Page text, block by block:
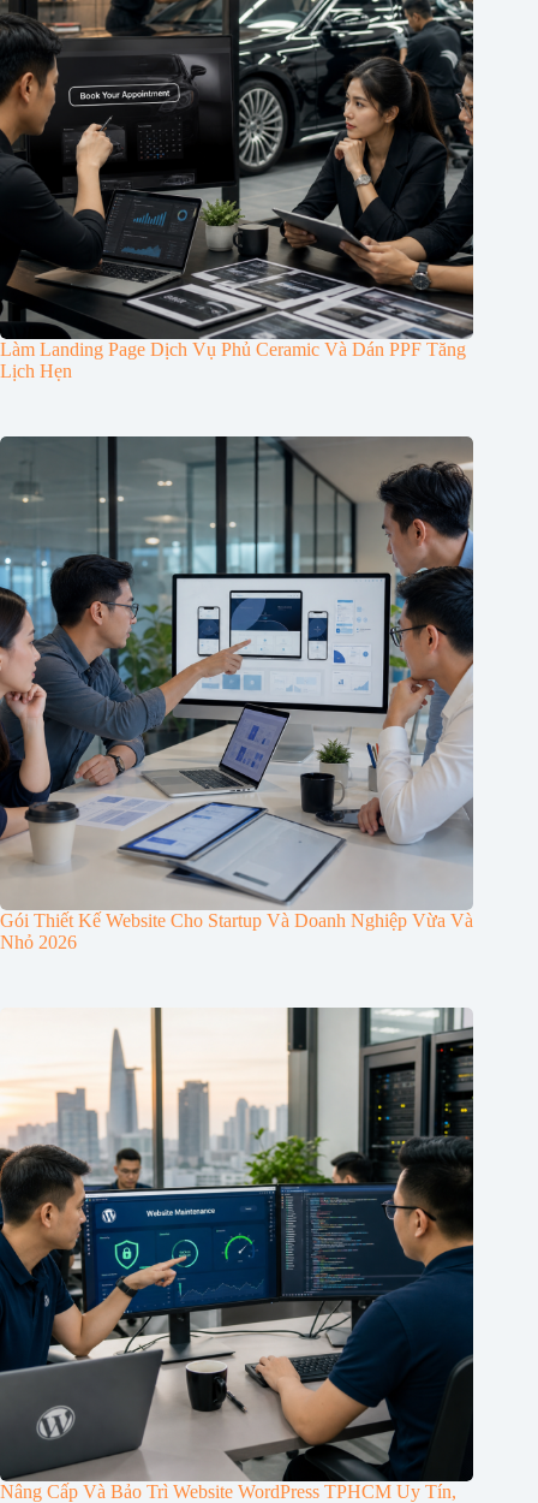
Làm Landing Page Dịch Vụ Phủ Ceramic Và Dán PPF Tăng
Lịch Hẹn
Gói Thiết Kế Website Cho Startup Và Doanh Nghiệp Vừa Và
Nhỏ 2026
Nâng Cấp Và Bảo Trì Website WordPress TPHCM Uy Tín,